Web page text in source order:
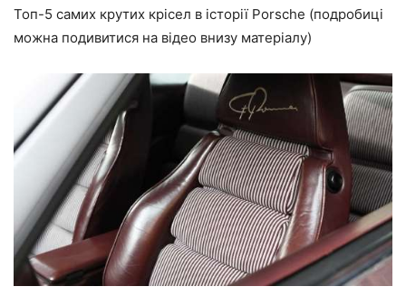
Топ-5 самих крутих крісел в історії Porsche (подробиці
можна подивитися на відео внизу матеріалу)